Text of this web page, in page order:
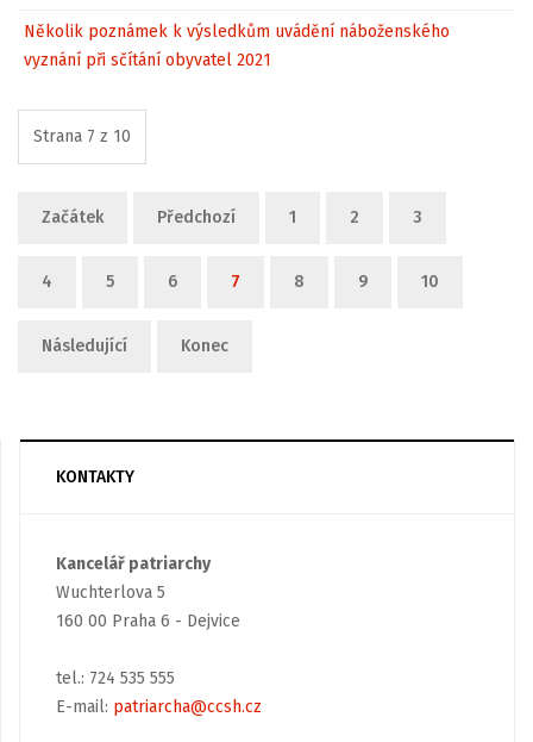
Několik poznámek k výsledkům uvádění náboženského
vyznání při sčítání obyvatel 2021
Strana 7 z 10
Začátek Předchozí 1 2 3
4 5 6 7 8 9 10
Následující Konec
KONTAKTY
Kancelář patriarchy
Wuchterlova 5
160 00 Praha 6 - Dejvice
tel.: 724 535 555
E-mail: patriarcha@ccsh.cz